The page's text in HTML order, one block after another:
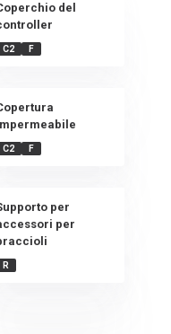
del
C2 F
C2 F
per
per
R